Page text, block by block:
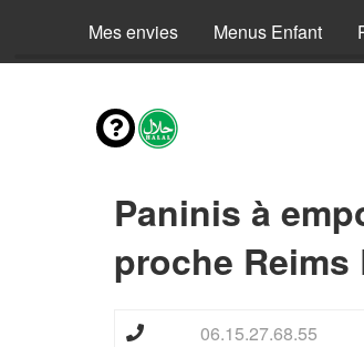
Mes envies Menus Enfant
Paninis à
proche Reims
06.15.27.68.55